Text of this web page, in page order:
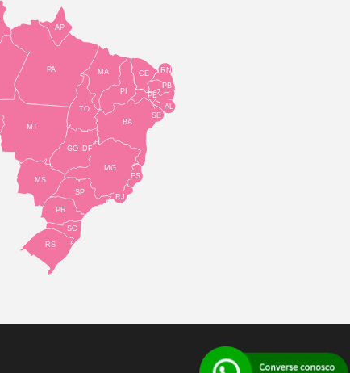
TO
BA
SE
PE
AL
RN
CE
PI
MA
AP
PA
MT
MS
GO
PR
SC
RS
SP
MG
RJ
ES
DF
PB